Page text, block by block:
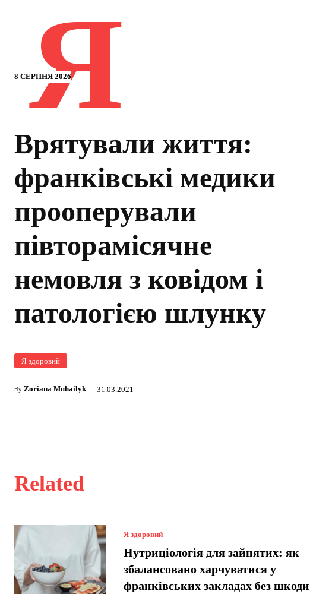
8 СЕРПНЯ 2026
Я
Врятували життя:
франківські медики
прооперували
півторамісячне
немовля з ковідом і
патологією шлунку
Я здоровий
By Zoriana Muhailyk 31.03.2021
Related
Я здоровий
Нутриціологія для зайнятих: як
збалансовано харчуватися у
франківських закладах без шкоди